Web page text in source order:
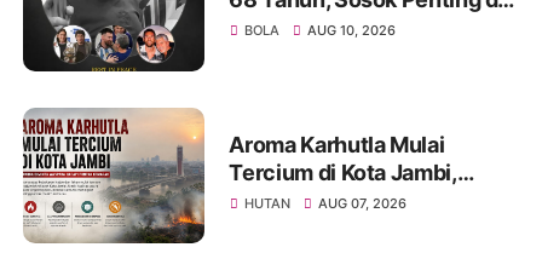
Balik Perjalanan Karier
BOLA AUG 10, 2026
Aroma Karhutla Mulai
Tercium di Kota Jambi,
Warga Diminta Waspada
HUTAN AUG 07, 2026